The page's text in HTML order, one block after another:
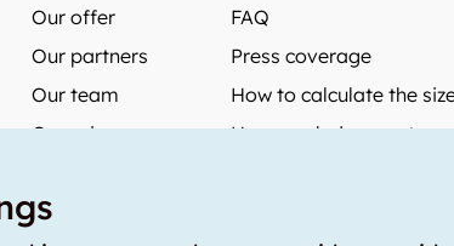
Our offer
Our partners
Our team
Our prices
storabble Germany
FAQ
Press coverage
How to calculate the
How much does a